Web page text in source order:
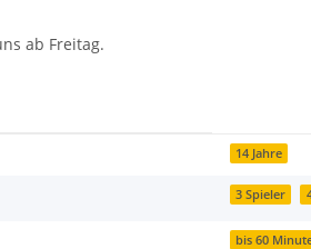
ab Freitag.
14 Jahre
3 Spieler
bis 60